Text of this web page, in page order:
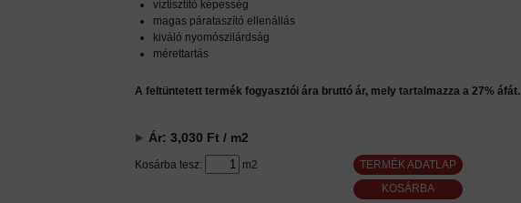
víztisztító képesség
magas párataszító ellenállás
kiváló nyomószilárdság
mérettartás
A feltüntetett termék fogyasztói ára bruttó ár, mely tartalmazza a 27% áfát.
Ár: 3,030 Ft / m2
Kosárba tesz: m2 TERMÉK ADATLAP